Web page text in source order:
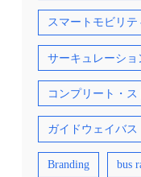
間をかけて交渉する
では税金の多くが
運賃値下げや車両
課題でした。そこ
に対する投資が都
るという公共の利
府からの補助を引き出しま
ィス内にはコント
おり、停留所の防
の運行状況を直ち
く、運賃の低廉化
の多くは、公共交
スマートモビリテ
サーキュレーショ
コンプリート・ス
ガイドウェイバス
Branding bus